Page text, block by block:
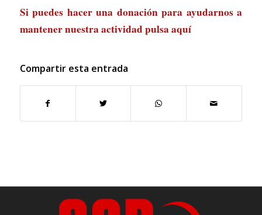
Si puedes hacer una donación para ayudarnos a
mantener nuestra actividad pulsa aquí
Compartir esta entrada